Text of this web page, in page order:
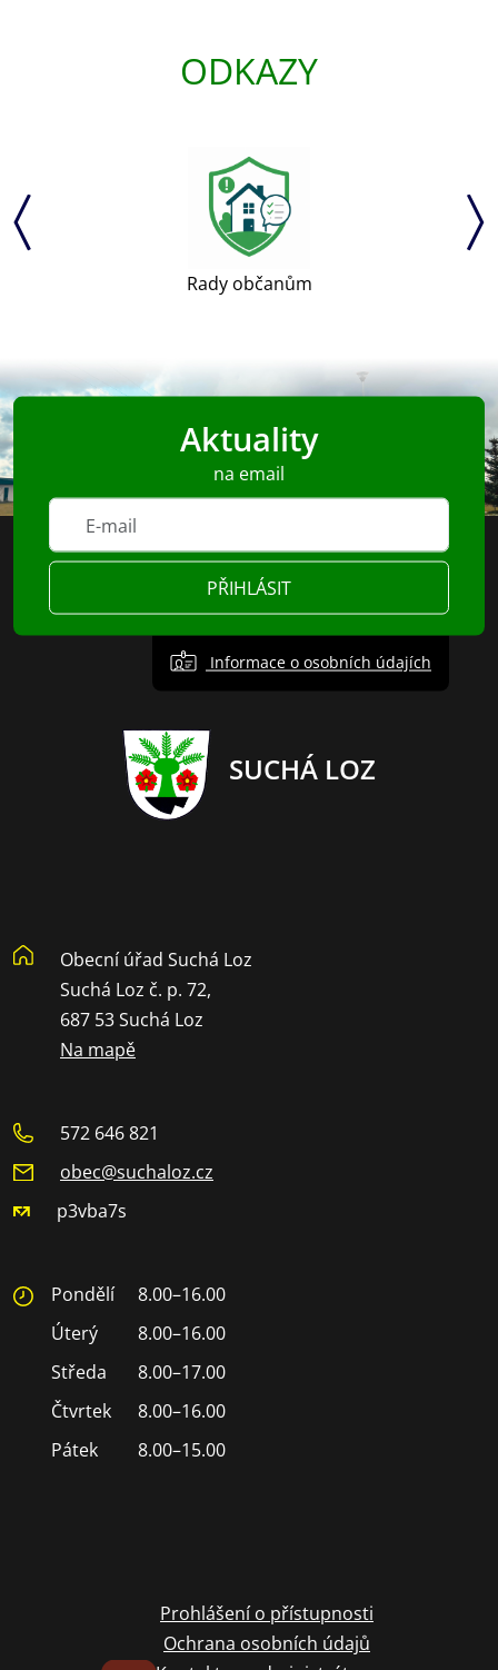
ODKAZY
Rady občanům
Aktuality
na email
PŘIHLÁSIT
Informace o osobních údajích
SUCHÁ LOZ
Obecní úřad Suchá Loz
Suchá Loz č. p. 72,
687 53 Suchá Loz
Na mapě
572 646 821
obec@suchaloz.cz
p3vba7s
Pondělí
8.00–16.00
Úterý
8.00–16.00
Středa
8.00–17.00
Čtvrtek
8.00–16.00
Pátek
8.00–15.00
Prohlášení o přístupnosti
Ochrana osobních údajů